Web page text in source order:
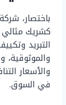
باختصار،
كشريك مثالي
التبريد
والأسعار
في السوق.